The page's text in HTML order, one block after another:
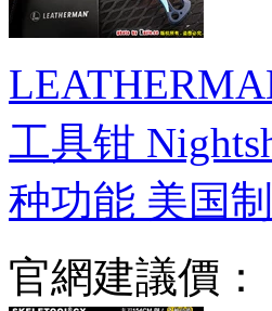
工具钳
种功能 美国
官網建議價：